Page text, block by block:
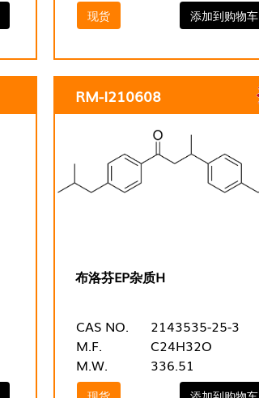
现货 添加到购物车
RM-I210608
布洛芬EP杂质H
CAS NO.
2143535-25-3
M.F.
C24H32O
M.W.
336.51